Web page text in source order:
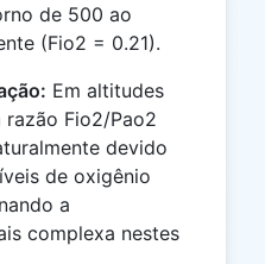
de 500 ao
(Fio2 = 0.21).
Em altitudes
razão Fio2/Pao2
devido
de oxigênio
a
complexa nestes